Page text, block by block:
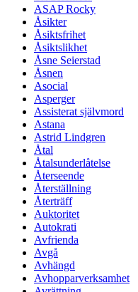
ASAP Rocky
Åsikter
Åsiktsfrihet
Åsiktslikhet
Åsne Seierstad
Åsnen
Asocial
Asperger
Assisterat självmord
Astana
Astrid Lindgren
Åtal
Åtalsunderlåtelse
Återseende
Återställning
Återträff
Auktoritet
Autokrati
Avfrienda
Avgå
Avhängd
Avhopparverksamhet